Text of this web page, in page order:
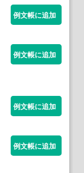
例文帳に追加
例文帳に追加
例文帳に追加
例文帳に追加